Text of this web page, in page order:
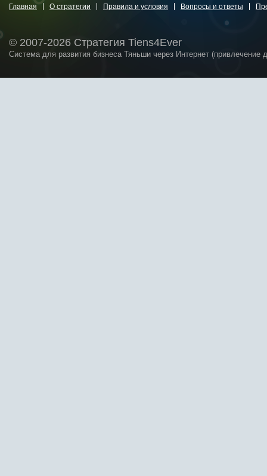
Главная О стратегии Правила и условия Вопросы и ответы
© 2007-2026 Стратегия Tiens4Ever
Система для развития бизнеса Тяньши через Интернет (привлечение